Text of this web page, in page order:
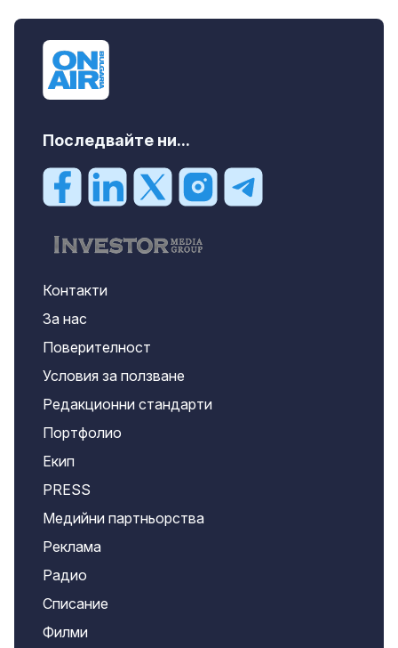
Последвайте ни...
Контакти
За нас
Поверителност
Условия за ползване
Редакционни стандарти
Портфолио
Екип
PRESS
Медийни партньорства
Реклама
Радио
Списание
Филми